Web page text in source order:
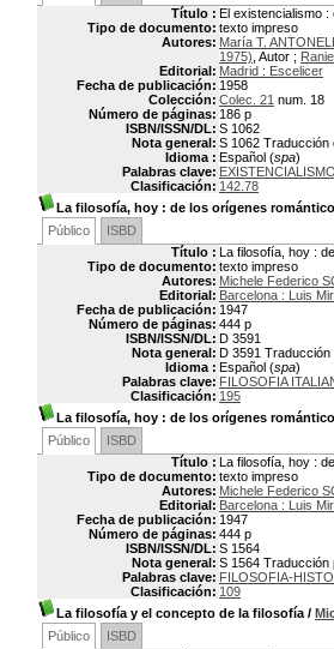
Título : El existencialismo
Tipo de documento: texto impreso
Autores: María T.
1975) , Autor ;
Editorial: Madrid : Escelicer
Fecha de publicación: 1958
Colección: Colec. 21 num. 18
Número de páginas: 186 p
ISBN/ISSN/DL: S 1062
Nota general: S 1062 Traducción
Idioma : Español (spa)
Palabras clave:
Clasificación: 142.78
La filosofía, hoy : de los orígenes
Público
ISBD
Título : La filosofía, hoy :
Tipo de documento: texto impreso
Autores: Michele Federico
Editorial: Barcelona : Luis
Fecha de publicación: 1947
Número de páginas: 444 p
ISBN/ISSN/DL: D 3591
Nota general: D 3591 Traducción
Idioma : Español (spa)
Palabras clave: FILOSOFIA
Clasificación: 195
La filosofía, hoy : de los orígenes
Público
ISBD
Título : La filosofía, hoy :
Tipo de documento: texto impreso
Autores: Michele Federico
Editorial: Barcelona : Luis
Fecha de publicación: 1947
Número de páginas: 444 p
ISBN/ISSN/DL: S 1564
Nota general: S 1564 Traducción
Palabras clave: FILOSOFIA-
Clasificación: 109
La filosofía y el concepto de la filosofía /
Público
ISBD